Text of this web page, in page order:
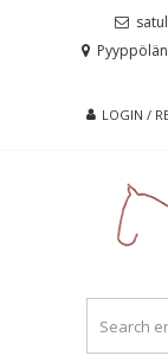
LOGIN /